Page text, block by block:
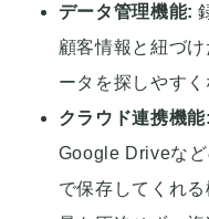
データ管理機能:
顧客情報と紐づ
ータを探しやすく
クラウド連携機能:
Google Driveな
で保存してくれ